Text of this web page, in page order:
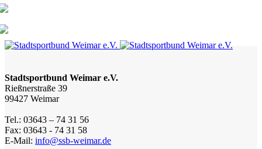
Stadtsportbund Weimar e.V.
Rießnerstraße 39
99427 Weimar
Tel.: 03643 – 74 31 56
Fax: 03643 - 74 31 58
E-Mail: info@ssb-weimar.de